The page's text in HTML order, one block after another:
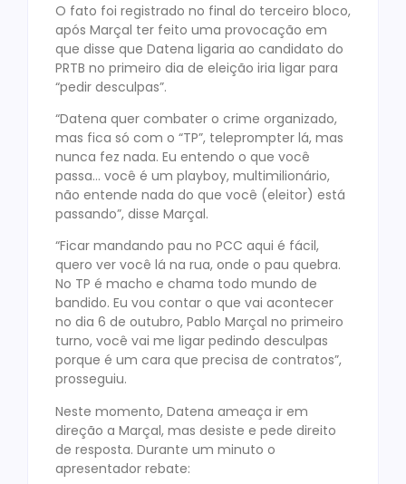
O fato foi registrado no final do terceiro bloco,
após Marçal ter feito uma provocação em
que disse que Datena ligaria ao candidato do
PRTB no primeiro dia de eleição iria ligar para
“pedir desculpas”.
“Datena quer combater o crime organizado,
mas fica só com o “TP”, teleprompter lá, mas
nunca fez nada. Eu entendo o que você
passa… você é um playboy, multimilionário,
não entende nada do que você (eleitor) está
passando”, disse Marçal.
“Ficar mandando pau no PCC aqui é fácil,
quero ver você lá na rua, onde o pau quebra.
No TP é macho e chama todo mundo de
bandido. Eu vou contar o que vai acontecer
no dia 6 de outubro, Pablo Marçal no primeiro
turno, você vai me ligar pedindo desculpas
porque é um cara que precisa de contratos”,
prosseguiu.
Neste momento, Datena ameaça ir em
direção a Marçal, mas desiste e pede direito
de resposta. Durante um minuto o
apresentador rebate: